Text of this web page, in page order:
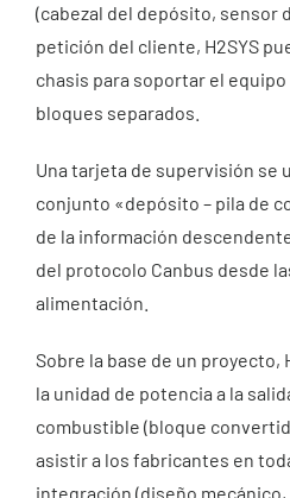
(cabezal del depósito, sensor
petición del cliente, H2SYS
chasis para soportar el
bloques separados.
Una tarjeta de supervisión se
conjunto «depósito – pila de
de la información
del protocolo Canbus desde
alimentación.
Sobre la base de un proyecto,
la unidad de potencia a la
combustible (bloque
asistir a los fabricantes en
integración (diseño mecánico,